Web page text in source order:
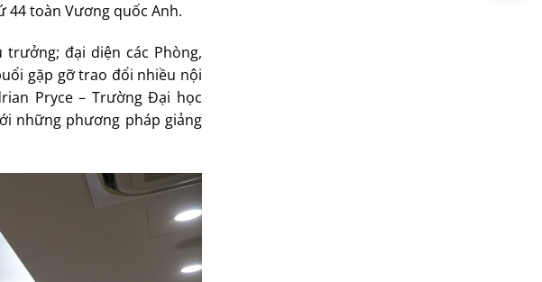
44 toàn Vương quốc Anh.
trưởng; đại diện các Phòng,
gặp gỡ trao đổi nhiều nội
Pryce – Trường Đại học
những phương pháp giảng